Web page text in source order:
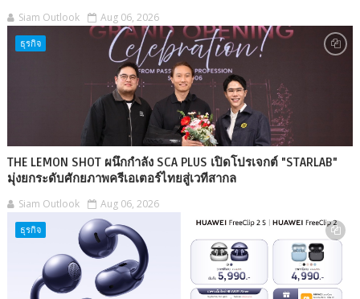
Siam Outlook Aug 06, 2026
ธุรกิจ
THE LEMON SHOT ผนึกกำลัง SCA PLUS เปิดโปรเจกต์ "STARLAB"
มุ่งยกระดับศักยภาพครีเอเตอร์ไทยสู่เวทีสากล
Siam Outlook Aug 06, 2026
ธุรกิจ